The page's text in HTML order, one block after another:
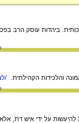
ביהדות עוסק הרב
והלכידות הקהילתית. /
על ידי איש דת,